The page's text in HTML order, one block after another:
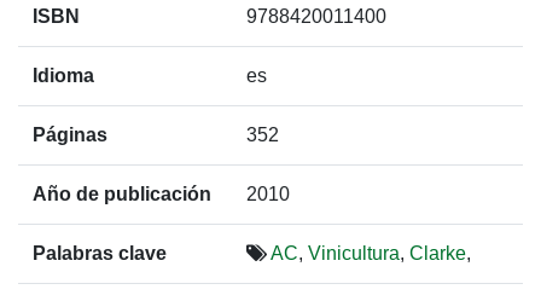
ISBN 9788420011400
Idioma es
Páginas 352
Año de publicación 2010
Palabras clave AC, Vinicultura, Clarke,